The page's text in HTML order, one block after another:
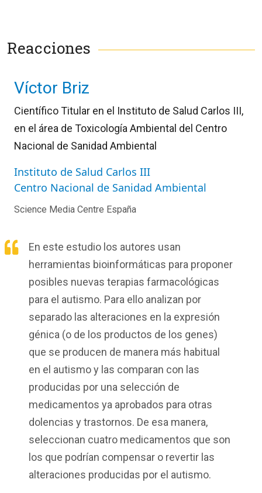
Reacciones
Víctor Briz
Científico Titular en el Instituto de Salud Carlos III,
en el área de Toxicología Ambiental del Centro
Nacional de Sanidad Ambiental
Instituto de Salud Carlos III
Centro Nacional de Sanidad Ambiental
Science Media Centre España
En este estudio los autores usan
herramientas bioinformáticas para proponer
posibles nuevas terapias farmacológicas
para el autismo. Para ello analizan por
separado las alteraciones en la expresión
génica (o de los productos de los genes)
que se producen de manera más habitual
en el autismo y las comparan con las
producidas por una selección de
medicamentos ya aprobados para otras
dolencias y trastornos. De esa manera,
seleccionan cuatro medicamentos que son
los que podrían compensar o revertir las
alteraciones producidas por el autismo.